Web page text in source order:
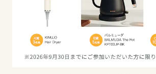
滋賀県
京都府